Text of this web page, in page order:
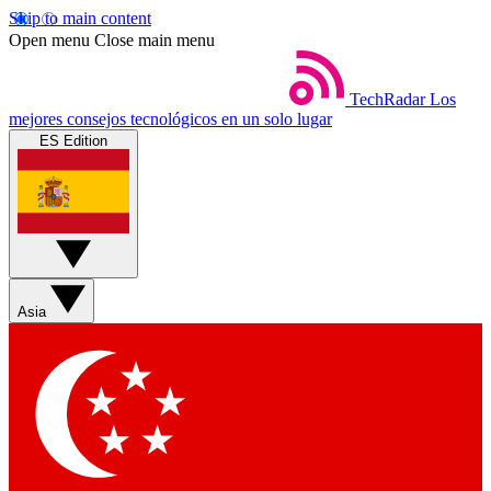
Skip to main content
Open menu Close main menu
TechRadar Los
mejores consejos tecnológicos en un solo lugar
ES Edition
Asia